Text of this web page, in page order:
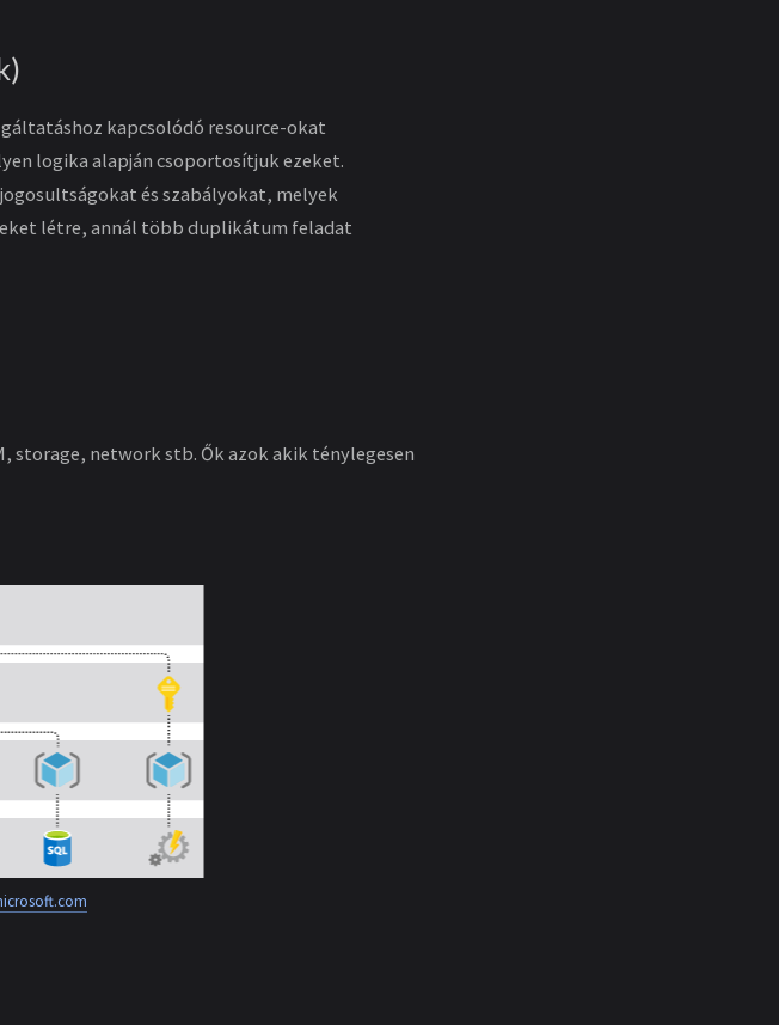
kapcsolódó resource-okat
logika alapján csoportosítjuk ezeket.
és szabályokat, melyek
létre, annál több duplikátum feladat
storage, network stb. Ők azok akik ténylegesen